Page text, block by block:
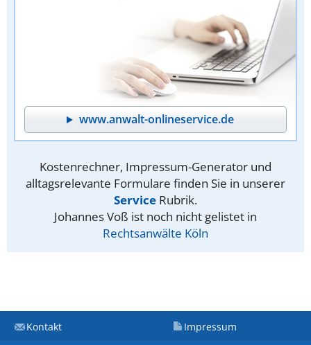
www.anwalt-onlineservice.de
Kostenrechner, Impressum-Generator und
alltagsrelevante Formulare finden Sie in unserer
Service Rubrik.
Johannes Voß ist noch nicht gelistet in
Rechtsanwälte Köln
Kontakt Impressum